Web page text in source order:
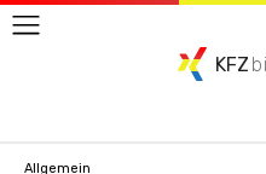
KFZ
Allgemein